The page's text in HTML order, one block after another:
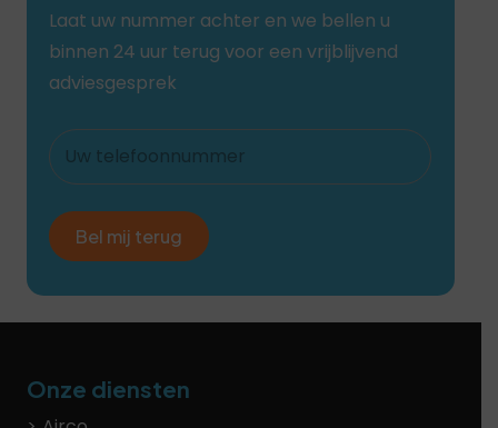
Laat uw nummer achter en we bellen u
binnen 24 uur terug voor een vrijblijvend
adviesgesprek
Uw
telefoonnummer
Onze diensten